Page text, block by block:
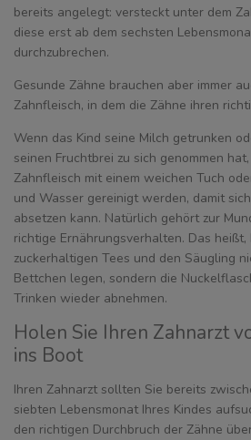
bereits angelegt: versteckt unter dem
diese erst ab dem sechsten
durchzubrechen.
Gesunde Zähne brauchen aber immer
Zahnfleisch, in dem die Zähne ihren
Wenn das Kind seine Milch getrunken
seinen Fruchtbrei zu sich genommen
Zahnfleisch mit einem weichen Tuch
und Wasser gereinigt werden, damit
absetzen kann. Natürlich gehört zur
richtige Ernährungsverhalten. Das heißt,
zuckerhaltigen Tees und den Säugling
Bettchen legen, sondern die
Trinken wieder abnehmen.
Holen Sie Ihren Zahnarzt
ins Boot
Ihren Zahnarzt sollten Sie bereits
siebten Lebensmonat Ihres Kindes
den richtigen Durchbruch der Zähne